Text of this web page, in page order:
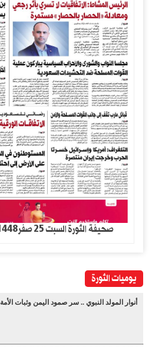
صحيفة الثورة السبت 25 صفر1448 – 8 اغسطس 2026
يوميات الثورة
أنوار المولد النبوي .. سر صمود اليمن وثبات الأمة